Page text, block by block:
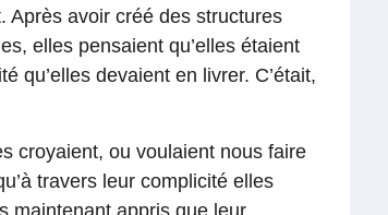
Après avoir créé des structures
elles pensaient qu’elles étaient
qu’elles devaient en livrer. C’était,
croyaient, ou voulaient nous faire
travers leur complicité elles